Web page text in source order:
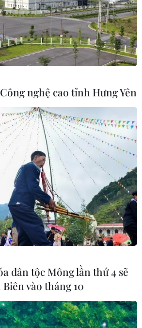
nghệ cao tỉnh Hưng Yên
dân tộc Mông lần thứ 4 sẽ
vào tháng 10